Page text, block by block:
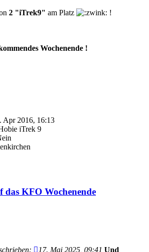
2 "iTrek9" am Platz !
Wochenende !
Apr 2016, 16:13
iTrek 9
KFO Wochenende
17. Mai 2025, 09:41 Und